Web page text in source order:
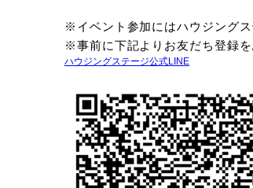
※イベント参加にはハウジング
※事前に下記よりお友だち登録を
ハウジングステージ公式LINE